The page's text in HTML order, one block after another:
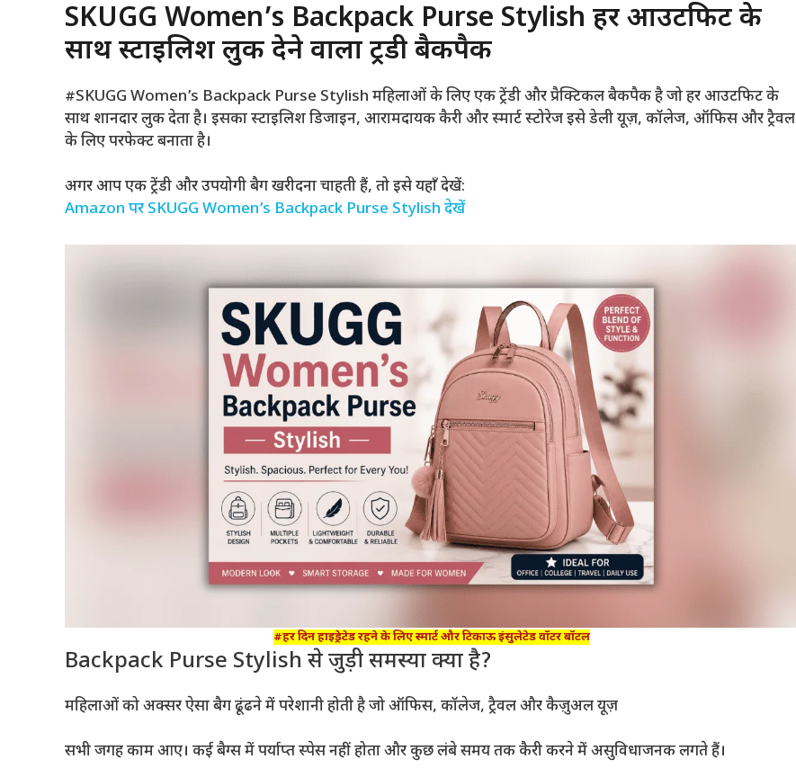
SKUGG Women’s Backpack Purse Stylish हर आउटफिट के
साथ स्टाइलिश लुक देने वाला ट्रेंडी बैकपैक
#SKUGG Women’s Backpack Purse Stylish महिलाओं के लिए एक ट्रेंडी और प्रैक्टिकल बैकपैक है जो हर आउटफिट के
साथ शानदार लुक देता है। इसका स्टाइलिश डिजाइन, आरामदायक कैरी और स्मार्ट स्टोरेज इसे डेली यूज़, कॉलेज, ऑफिस और ट्रैवल
के लिए परफेक्ट बनाता है।
अगर आप एक ट्रेंडी और उपयोगी बैग खरीदना चाहती हैं, तो इसे यहाँ देखें:
Amazon पर SKUGG Women’s Backpack Purse Stylish देखें
#हर दिन हाइड्रेटेड रहने के लिए स्मार्ट और टिकाऊ इंसुलेटेड वॉटर बॉटल
Backpack Purse Stylish से जुड़ी समस्या क्या है?
महिलाओं को अक्सर ऐसा बैग ढूंढने में परेशानी होती है जो ऑफिस, कॉलेज, ट्रैवल और कैज़ुअल यूज़
सभी जगह काम आए। कई बैग्स में पर्याप्त स्पेस नहीं होता और कुछ लंबे समय तक कैरी करने में असुविधाजनक लगते हैं।